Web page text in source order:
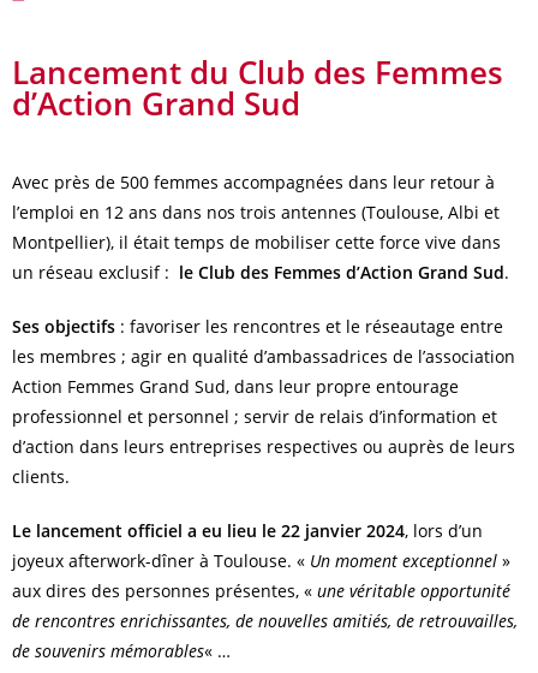
Lancement du Club des Femmes
d’Action Grand Sud
Avec près de 500 femmes accompagnées dans leur retour à
l’emploi en 12 ans dans nos trois antennes (Toulouse, Albi et
Montpellier), il était temps de mobiliser cette force vive dans
un réseau exclusif : le Club des Femmes d’Action Grand Sud.
Ses objectifs : favoriser les rencontres et le réseautage entre
les membres ; agir en qualité d’ambassadrices de l’association
Action Femmes Grand Sud, dans leur propre entourage
professionnel et personnel ; servir de relais d’information et
d’action dans leurs entreprises respectives ou auprès de leurs
clients.
Le lancement officiel a eu lieu le 22 janvier 2024, lors d’un
joyeux afterwork-dîner à Toulouse. « Un moment exceptionnel »
aux dires des personnes présentes, « une véritable opportunité
de rencontres enrichissantes, de nouvelles amitiés, de retrouvailles,
de souvenirs mémorables« …